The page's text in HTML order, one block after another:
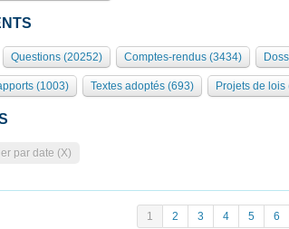
Questions (20252) Comptes-rendus (3434)
(1003) Textes adoptés (693) Projets de lois
par date (X)
1 2 3 4 5 6